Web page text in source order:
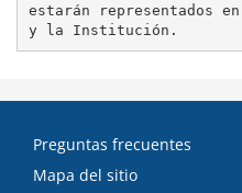
estarán representados
Preguntas frecuentes
Mapa del sitio